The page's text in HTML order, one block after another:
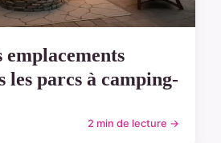
emplacements
les parcs à camping-
2 min de lecture →